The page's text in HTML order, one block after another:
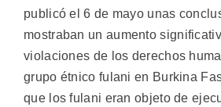
publicó el 6 de mayo unas
mostraban un aumento
violaciones de los derechos
grupo étnico fulani en Burkina
que los fulani eran objeto de